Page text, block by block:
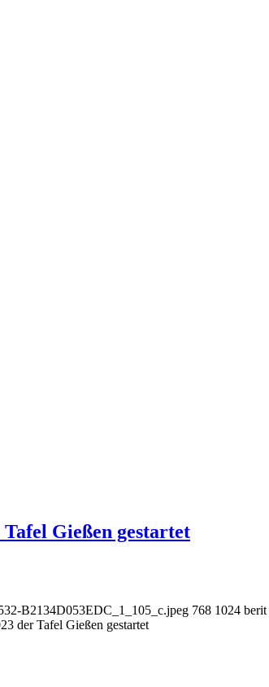
Gießen gestartet
B2134D053EDC_1_105_c.jpeg 768 1024 berit
der Tafel Gießen gestartet